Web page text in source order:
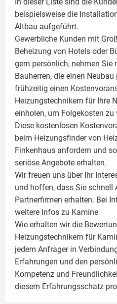
beispielsweise die
Altbau aufgeführt.
Gewerbliche Kunden mit
Beheizung von Hotels oder
gern persönlich, nehmen
Bauherren, die einen
frühzeitig einen
Heizungstechnikern für Ihre
einholen, um Folgekosten zu
Diese kostenlosen
beim Heizungsfinder von
Finkenhaus anfordern und
seriöse Angebote erhalten.
Wir freuen uns über Ihr
und hoffen, dass Sie schnell
Partnerfirmen erhalten. Bei
weitere Infos zu Kamine
Wie erhalten wir die
Heizungstechnikern für
jedem Anfrager in
Erfahrungen und den
Kompetenz und
diesem Erfahrungsschatz